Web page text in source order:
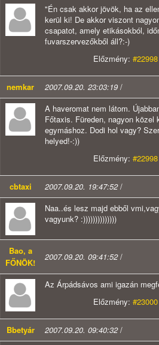
"Én csak akkor jövök, ha az
kerül ki! De akkor viszont
csapatot, amely etikásokból,
fuvarszervezőkből áll?:-)
Előzmény:
nemkar 2007.09.20. 23:03:19 /
A haveromat nem látom.
Főtaxis. Füreden, nagyon közel
egymáshoz. Dodi hol vagy?
helyed!-:))
Előzmény:
cbtaxi 2007.09.20. 19:47:52/
Naa..és lesz majd ebből
vagyunk? :))))))))))))))
Bao, a
FŐNÖK!
2007.09.20. 09:41:52/
Az Árpádsávos ami igazán
Előzmény:
Bbetyár 2007.09.20. 09:40:32/